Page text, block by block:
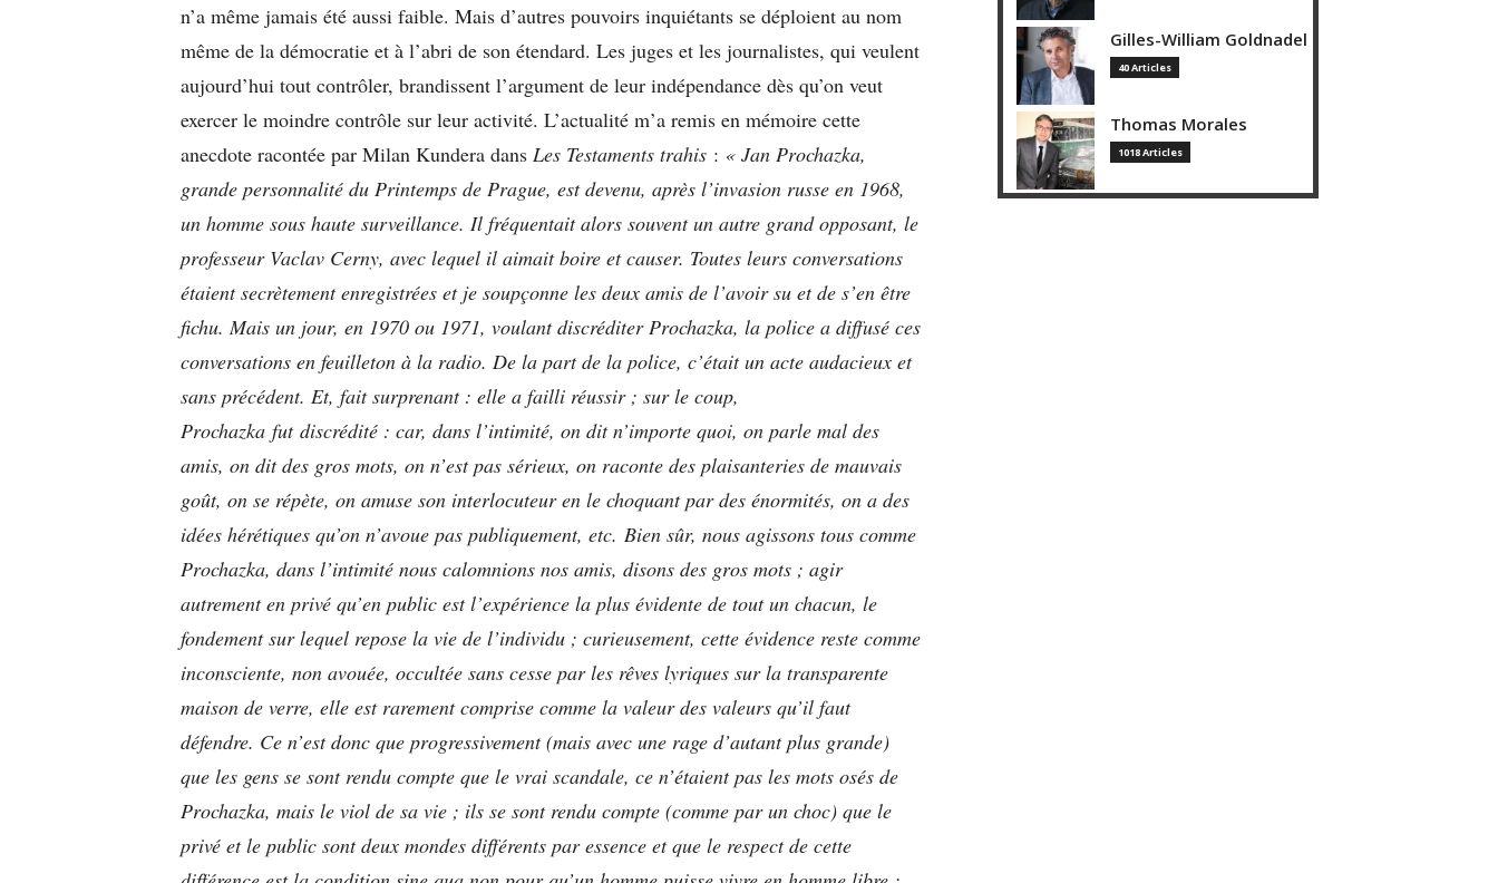
n’a même jamais été aussi faible. Mais d’autres pouvoirs inquiétants se déploient au nom
même de la démocratie et à l’abri de son étendard. Les juges et les journalistes, qui veulent
aujourd’hui tout contrôler, brandissent l’argument de leur indépendance dès qu’on veut
exercer le moindre contrôle sur leur activité. L’actualité m’a remis en mémoire cette
anecdote racontée par Milan Kundera dans Les Testaments trahis : « Jan Prochazka,
grande personnalité du Printemps de Prague, est devenu, après l’invasion russe en 1968,
un homme sous haute surveillance. Il fréquentait alors souvent un autre grand opposant, le
professeur Vaclav Cerny, avec lequel il aimait boire et causer. Toutes leurs conversations
étaient secrètement enregistrées et je soupçonne les deux amis de l’avoir su et de s’en être
fichu. Mais un jour, en 1970 ou 1971, voulant discréditer Prochazka, la police a diffusé ces
conversations en feuilleton à la radio. De la part de la police, c’était un acte audacieux et
sans précédent. Et, fait surprenant : elle a failli réussir ; sur le coup,
Prochazka fut discrédité : car, dans l’intimité, on dit n’importe quoi, on parle mal des
amis, on dit des gros mots, on n’est pas sérieux, on raconte des plaisanteries de mauvais
goût, on se répète, on amuse son interlocuteur en le choquant par des énormités, on a des
idées hérétiques qu’on n’avoue pas publiquement, etc. Bien sûr, nous agissons tous comme
Prochazka, dans l’intimité nous calomnions nos amis, disons des gros mots ; agir
autrement en privé qu’en public est l’expérience la plus évidente de tout un chacun, le
fondement sur lequel repose la vie de l’individu ; curieusement, cette évidence reste comme
inconsciente, non avouée, occultée sans cesse par les rêves lyriques sur la transparente
maison de verre, elle est rarement comprise comme la valeur des valeurs qu’il faut
défendre. Ce n’est donc que progressivement (mais avec une rage d’autant plus grande)
que les gens se sont rendu compte que le vrai scandale, ce n’étaient pas les mots osés de
Prochazka, mais le viol de sa vie ; ils se sont rendu compte (comme par un choc) que le
privé et le public sont deux mondes différents par essence et que le respect de cette
Gilles-William Goldnadel
40 Articles
Thomas Morales
1018 Articles